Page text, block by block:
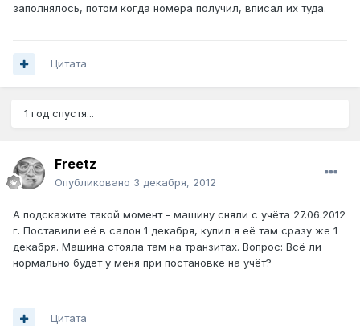
заполнялось, потом когда номера получил, вписал их туда.
Цитата
1 год спустя...
Freetz
Опубликовано 3 декабря, 2012
А подскажите такой момент - машину сняли с учёта 27.06.2012
г. Поставили её в салон 1 декабря, купил я её там сразу же 1
декабря. Машина стояла там на транзитах. Вопрос: Всё ли
нормально будет у меня при постановке на учёт?
Цитата